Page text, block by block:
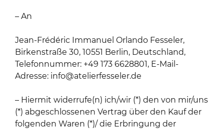
– An
Jean-Frédéric Immanuel Orlando Fesseler,
Birkenstraße 30, 10551 Berlin, Deutschland,
Telefonnummer: +49 173 6628801, E-Mail-
Adresse: info@atelierfesseler.de
– Hiermit widerrufe(n) ich/wir (*) den von mir/uns
(*) abgeschlossenen Vertrag über den Kauf der
folgenden Waren (*)/ die Erbringung der